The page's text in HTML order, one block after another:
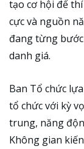
tạo cơ hội để
cực và nguồn
đang từng
danh giá.
Ban Tổ chức
tổ chức với kỳ
trung, năng
Không gian